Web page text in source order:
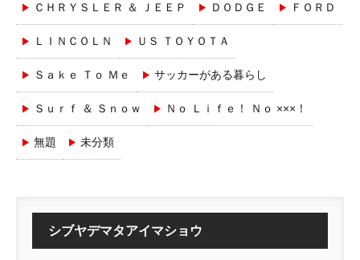
ＣＨＲＹＳＬＥＲ ＆ ＪＥＥＰ ＤＯＤＧＥ ＦＯＲＤ
ＬＩＮＣＯＬＮ ＵＳ ＴＯＹＯＴＡ
Ｓａｋｅ Ｔｏ Ｍｅ サッカーがある暮らし
Ｓｕｒｆ ＆ Ｓｎｏｗ Ｎｏ Ｌｉｆｅ！ Ｎｏ ×××！
無題 未分類
シブヤデマタアイマショウ